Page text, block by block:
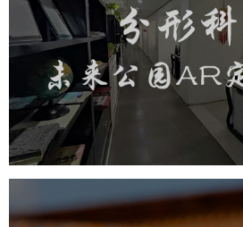
旅游休闲 小程序开发
元宇宙定制开发
元宇宙网站建
元宇宙系统搭建
元宇宙系统